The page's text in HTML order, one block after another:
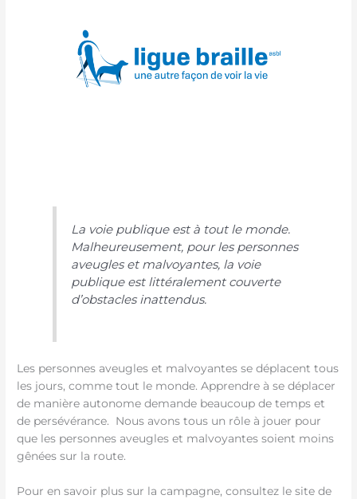
La voie publique est à tout le monde.
Malheureusement, pour les personnes
aveugles et malvoyantes, la voie
publique est littéralement couverte
d’obstacles inattendus.
Les personnes aveugles et malvoyantes se déplacent tous
les jours, comme tout le monde. Apprendre à se déplacer
de manière autonome demande beaucoup de temps et
de persévérance. Nous avons tous un rôle à jouer pour
que les personnes aveugles et malvoyantes soient moins
gênées sur la route.
Pour en savoir plus sur la campagne, consultez le site de